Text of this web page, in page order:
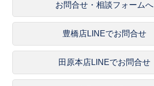
お問合せ・相談フォームへ
豊橋店LINEでお問合せ
田原本店LINEでお問合せ